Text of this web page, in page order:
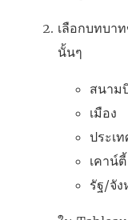
เลือกบทบา
นั้นๆ
สนาม
เมือง
ประเ
เคาน์ตี้
รัฐ/จัง